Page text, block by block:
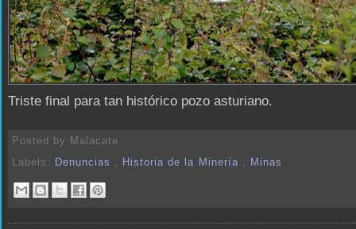
Triste final para tan histórico pozo asturiano.
Posted by Malacate
Labels:
Denuncias , Historia de la Minería , Minas